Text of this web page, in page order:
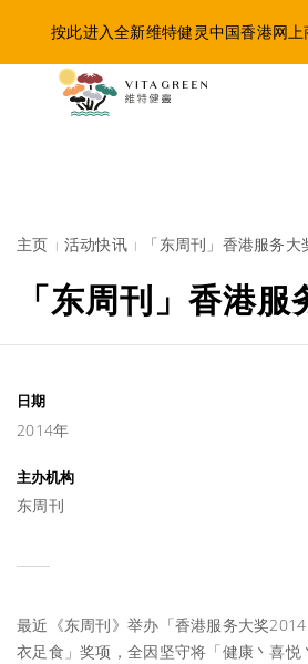
按此进入全新维特健灵中国香港网
主页 活动快讯 「东周刊」香港服务
「东周刊」香港
日期
2014年
主办机构
东周刊
最近《东周刊》举办「香港服务大奖
衣足食」奖项，全因坚守将「健康丶喜